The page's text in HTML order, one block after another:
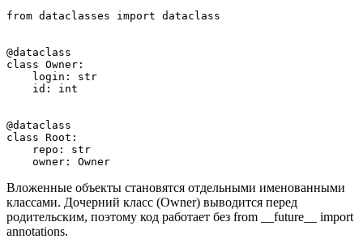
from dataclasses import dataclass
@dataclass
class Owner:
    login: str
    id: int
@dataclass
class Root:
    repo: str
Вложенные объекты становятся отдельными именованными
классами. Дочерний класс (Owner) выводится перед
родительским, поэтому код работает без from __future__ import
annotations.